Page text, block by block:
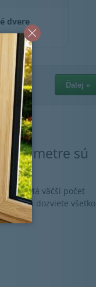
dvere
parametre sú
Má väčší počet
sa dozviete všetko